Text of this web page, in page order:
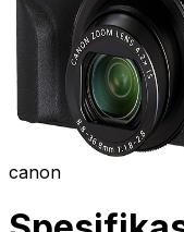
canon